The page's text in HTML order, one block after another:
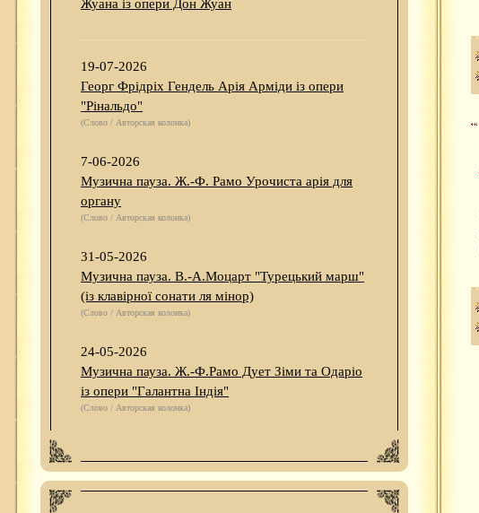
Жуана із опери Дон Жуан
19-07-2026
Георг Фрідріх Гендель Арія Арміди із опери
"Рінальдо"
(Слово / Авторская колонка)
7-06-2026
Музична пауза. Ж.-Ф. Рамо Урочиста арія для
органу
(Слово / Авторская колонка)
31-05-2026
Музична пауза. В.-А.Моцарт "Турецький марш"
(із клавірної сонати ля мінор)
(Слово / Авторская колонка)
24-05-2026
Музична пауза. Ж.-Ф.Рамо Дует Зіми та Одаріо
із опери "Галантна Індія"
(Слово / Авторская колонка)